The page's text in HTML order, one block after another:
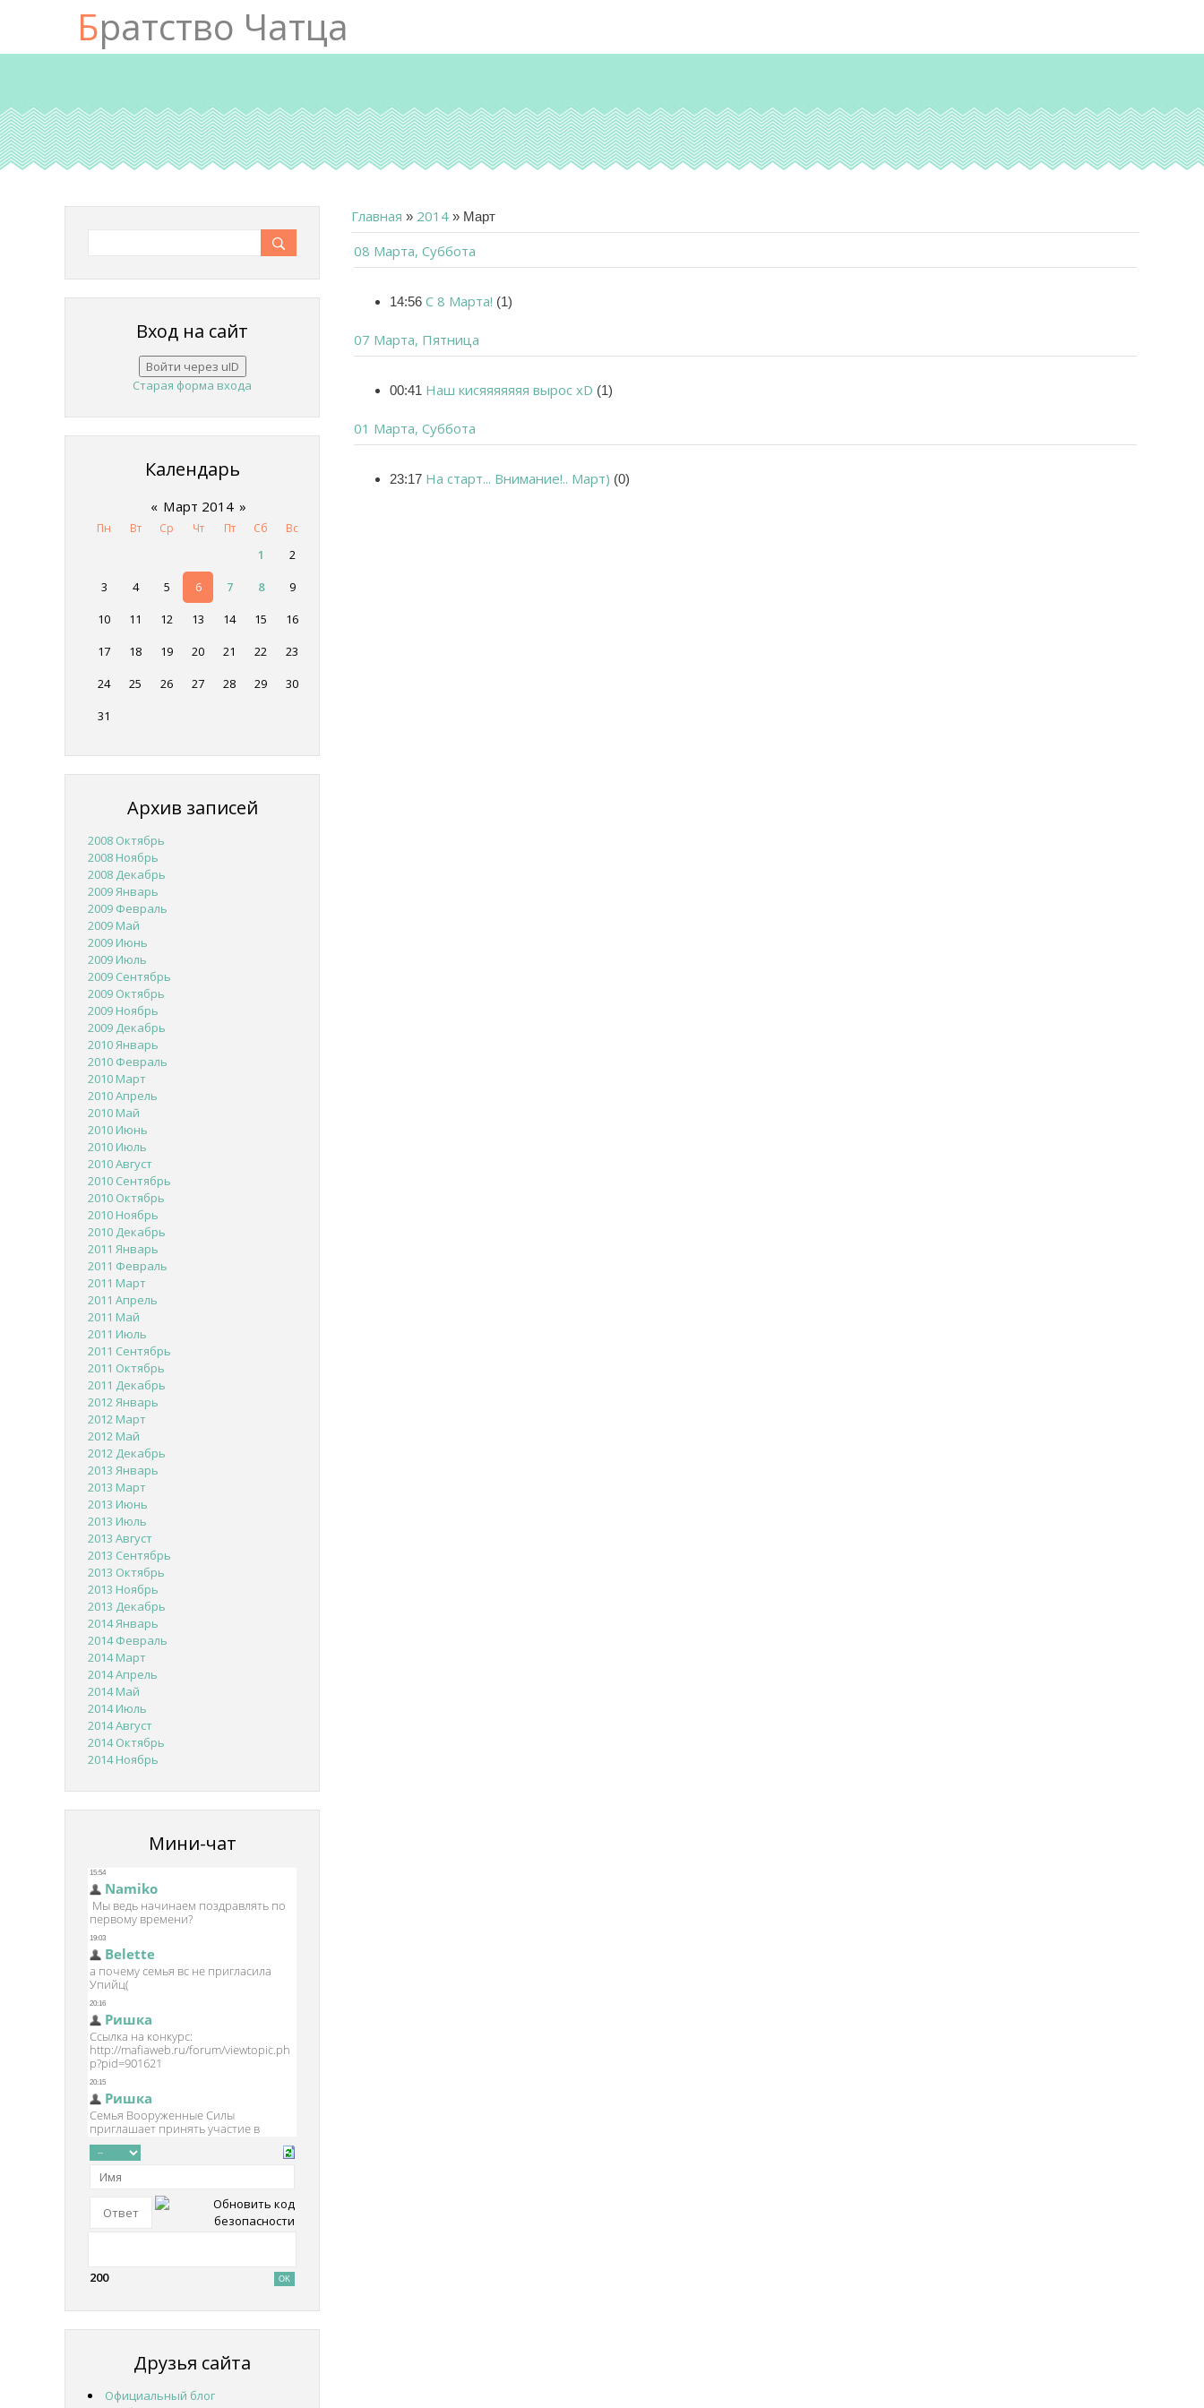
Братство Чатца
Главная » 2014 » Март
08 Марта, Суббота
14:56 С 8 Марта! (1)
07 Марта, Пятница
00:41 Наш кисяяяяяяя вырос xD (1)
01 Марта, Суббота
23:17 На старт... Внимание!.. Март) (0)
Вход на сайт
Войти через uID
Старая форма входа
Календарь
« Март 2014 »
Пн Вт Ср Чт Пт Сб Вс
1
2
3
4 5 6 7 8
9
10
11 12 13 14 15
16
17
18 19 20 21 22
23
24
25 26 27 28 29
30
31
Архив записей
2008 Октябрь
2008 Ноябрь
2008 Декабрь
2009 Январь
2009 Февраль
2009 Май
2009 Июнь
2009 Июль
2009 Сентябрь
2009 Октябрь
2009 Ноябрь
2009 Декабрь
2010 Январь
2010 Февраль
2010 Март
2010 Апрель
2010 Май
2010 Июнь
2010 Июль
2010 Август
2010 Сентябрь
2010 Октябрь
2010 Ноябрь
2010 Декабрь
2011 Январь
2011 Февраль
2011 Март
2011 Апрель
2011 Май
2011 Июль
2011 Сентябрь
2011 Октябрь
2011 Декабрь
2012 Январь
2012 Март
2012 Май
2012 Декабрь
2013 Январь
2013 Март
2013 Июнь
2013 Июль
2013 Август
2013 Сентябрь
2013 Октябрь
2013 Ноябрь
2013 Декабрь
2014 Январь
2014 Февраль
2014 Март
2014 Апрель
2014 Май
2014 Июль
2014 Август
2014 Октябрь
2014 Ноябрь
Мини-чат
200
Друзья сайта
Официальный блог